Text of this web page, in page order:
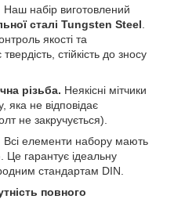
Наш набір виготовлений
сталі Tungsten Steel
якості та
стійкість до зносу
різьба. Неякісні мітчики
яка не відповідає
не закручується).
Всі елементи набору мають
. Це гарантує ідеальну
стандартам DIN.
повного